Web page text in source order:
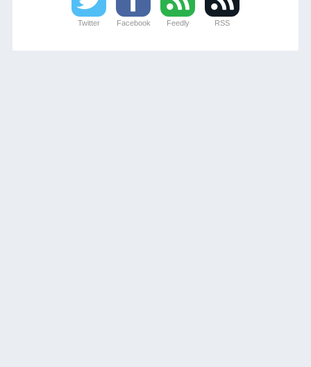
Twitter Facebook Feedly RSS